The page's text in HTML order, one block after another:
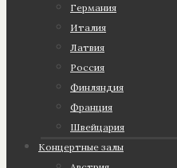
Германия
Италия
Латвия
Россия
Финляндия
Франция
Швейцария
Концертные залы